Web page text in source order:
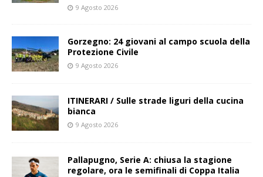
9 Agosto 2026
Gorzegno: 24 giovani al campo scuola della
Protezione Civile
9 Agosto 2026
ITINERARI / Sulle strade liguri della cucina
bianca
9 Agosto 2026
Pallapugno, Serie A: chiusa la stagione
regolare, ora le semifinali di Coppa Italia